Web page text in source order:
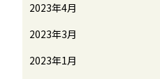
2023年4月
2023年3月
2023年1月